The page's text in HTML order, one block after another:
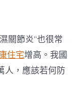
關節炎”也很常
住宅增高。我國
人，應該若何防